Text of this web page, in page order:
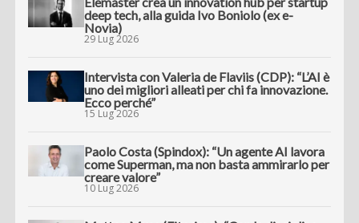
deep tech, alla guida Ivo Boniolo (ex e-
Novia)
29 Lug 2026
Intervista con Valeria de Flaviis (CDP): “L’AI è
uno dei migliori alleati per chi fa innovazione.
Ecco perché”
15 Lug 2026
Paolo Costa (Spindox): “Un agente AI lavora
come Superman, ma non basta ammirarlo per
creare valore”
10 Lug 2026